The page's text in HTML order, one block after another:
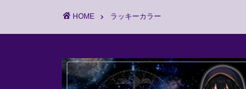
HOME ラッキーカラー